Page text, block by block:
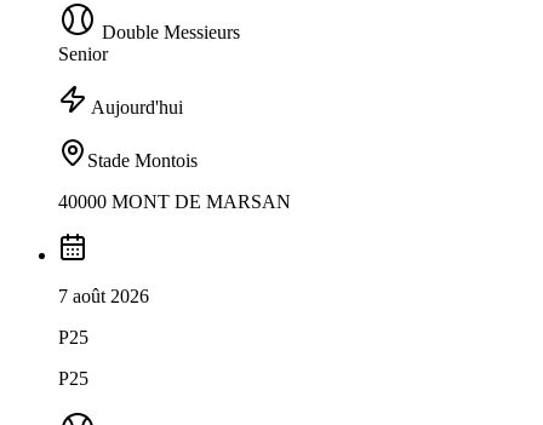
Double Messieurs
Senior
Aujourd'hui
Stade Montois
40000 MONT DE MARSAN
7 août 2026
P25
P25